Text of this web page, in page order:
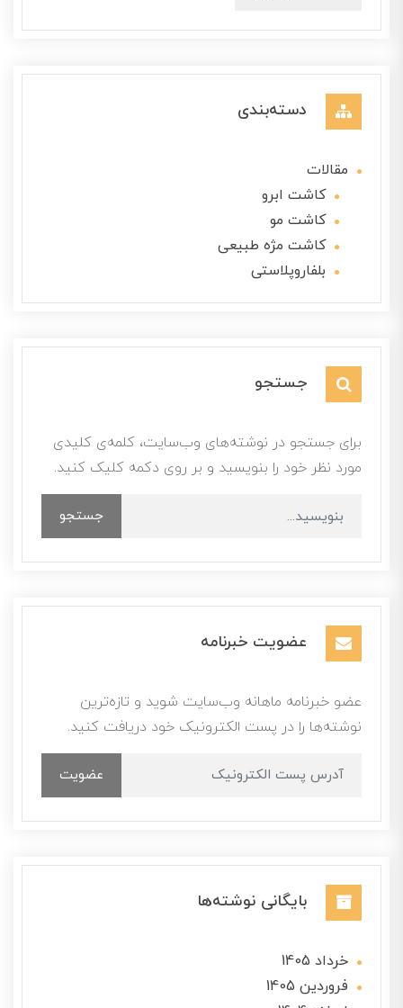
دسته‌بندی
مقالات
کاشت ابرو
کاشت مو
کاشت مژه طبیعی
بلفاروپلاستی
جستجو
برای جستجو در نوشته‌های وب‌سایت، کلمه‌ی کلیدی
مورد نظر خود را بنویسید و بر روی دکمه کلیک کنید.
جستجو
عضویت خبرنامه
عضو خبرنامه ماهانه وب‌سایت شوید و تازه‌ترین
نوشته‌ها را در پست الکترونیک خود دریافت کنید.
عضویت
بایگانی نوشته‌ها
خرداد 1405
فروردین 1405